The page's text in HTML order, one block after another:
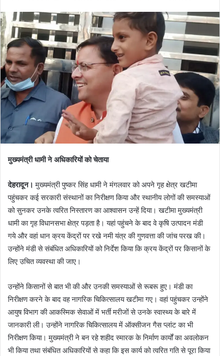
email
मुख्यमंत्री धामी ने अधिकारियों को चेताया
देहरादून। मुख्यमंत्री पुष्कर सिंह धामी ने मंगलवार को अपने गृह क्षेत्र खटीमा
पहुंचकर कई सरकारी संस्थानों का निरीक्षण किया और स्थानीय लोगों की समस्याओं
को सुनकर उनके त्वरित निस्तारण का आश्वासन उन्हें दिया। खटीमा मुख्यमंत्री
धामी का गृह विधानसभा क्षेत्र पड़ता है। यहां पहुंचने के बाद वे कृषि उत्पादन मंडी
गये और वहां धान क्रय केंद्रों पर रखे नमी यंत्र की गुणवत्ता की जांच परख की।
उन्होंने मंडी से संबंधित अधिकारियों को निर्देश किया कि क्रय केंद्रों पर किसानों के
लिए उचित व्यवस्था की जाए।
उन्होंने किसानों से बात भी की और उनकी समस्याओं से रूबरू हुए। मंडी का
निरीक्षण करने के बाद वह नागरिक चिकित्सालय खटीमा गए। वहां पहुंचकर उन्होंने
आयुष विभाग की आकस्मिक सेवाओं में भर्ती मरीजों से उनके स्वास्थ्य के बारे में
जानकारी ली। उन्होंने नागरिक चिकित्सालय में ऑक्सीजन गैस प्लांट का भी
निरीक्षण किया। मुख्यमंत्री ने बन रहे शहीद स्मारक के निर्माण कार्यों का अवलोकन
भी किया तथा संबंधित अधिकारियों से कहा कि इस कार्य को त्वरित गति से पूरा किया